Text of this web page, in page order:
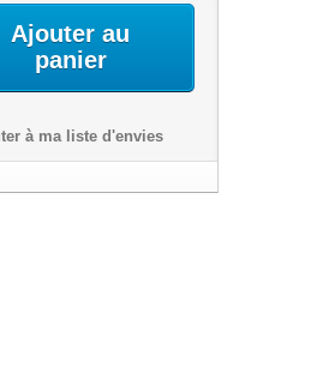
Ajouter au
panier
à ma liste d'envies